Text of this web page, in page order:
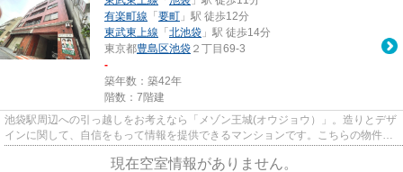
有楽町線 「 要町 」駅 徒歩12分
東武東上線 「 北池袋 」駅 徒歩14分
東京都豊島区池袋 ２丁目69-3
-
築年数：築42年
階数：7階建
池袋駅周辺への引っ越しをお考えなら「メゾン王城(オウジョウ）」。造りとデザ
インに関して、自信をもって情報を提供できるマンションです。こちらの物件に
現在空室情報がありません。